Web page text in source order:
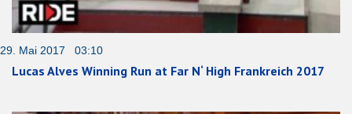
29. Mai 2017 03:10
Lucas Alves Winning Run at Far N‘ High Frankreich 2017